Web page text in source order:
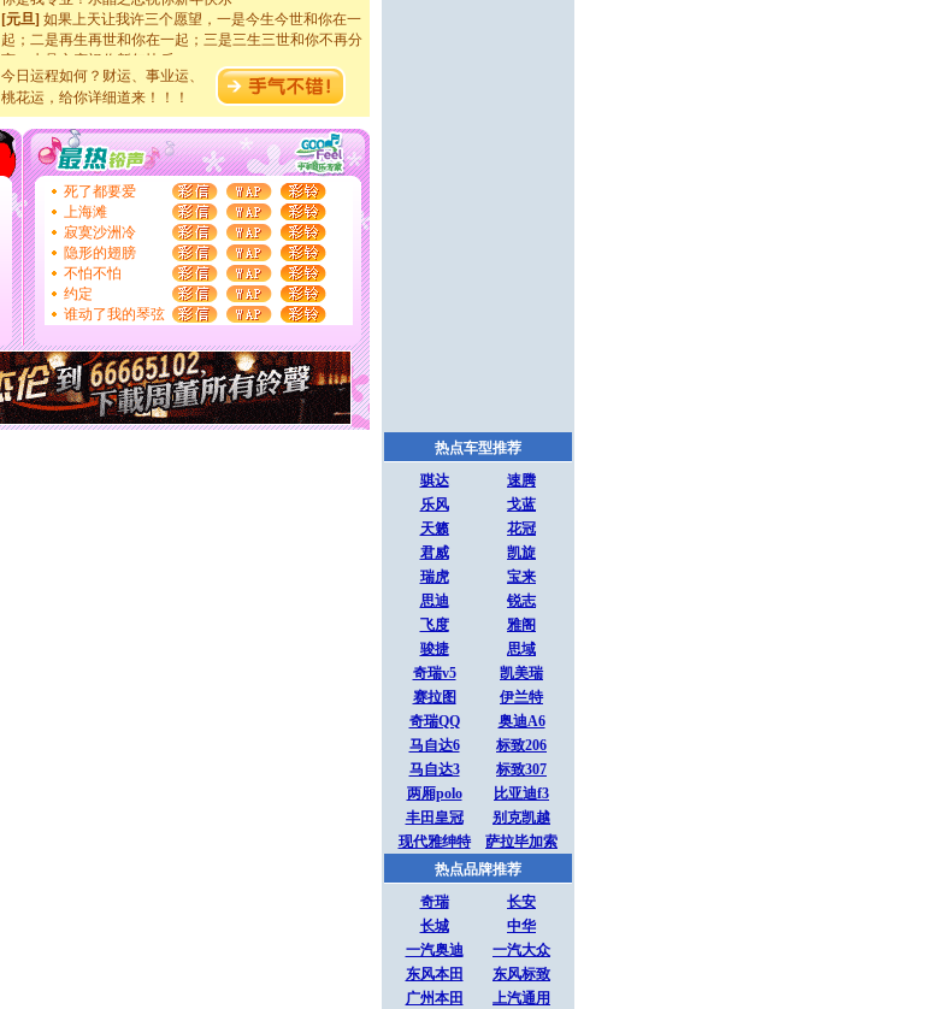
[元旦]如果上天让我许三个愿望，一是今生今世和你在一
起；二是再生再世和你在一起；三是三生三世和你不再分
离。水晶之恋祝你新年快乐
[元旦]当我狠下心扭头离去那一刻，你在我身后无助地哭
泣，这痛楚让我明白我多么爱你。我转身抱住你：这猪不
[春节]风柔雨润好月圆，半岛铁盒伴身边，每日尽显开心
颜！冬去春来似水如烟，劳碌人生需尽欢！听一曲轻歌，
道一声平安！新年吉祥万事如愿
[春节]
传说薰衣草有四片叶子：第一片叶子是信仰，第二
片叶子是希望，第三片叶子是爱情，第四片叶子是幸运。
送你一棵薰衣草，愿你新年快乐！
[圣诞节]圣诞节到了，想想没什么送给你的，又不打算给
你太多，只有给你五千万：千万快乐！千万要健康！千万
要平安！千万要知足！千万不要忘记我！
[圣诞节]不只这样的日子才会想起你,而是这样的日子才
能正大光明地骚扰你,告诉你,圣诞要快乐!新年要快乐!天
天都要快乐噢!
[圣诞节]奉上一颗祝福的心,在这个特别的日子里,愿幸福,
如意,快乐,鲜花,一切美好的祝愿与你同在.圣诞快乐!
[元旦]看到你我会触电；看不到你我要充电；没有你我会
今日运程如何？财运、事业运、
桃花运，给你详细道来！！！
死了都要爱
上海滩
寂寞沙洲冷
隐形的翅膀
不怕不怕
约定
谁动了我的琴弦
热点车型推荐
骐达
速腾
乐风
戈蓝
天籁
花冠
君威
凯旋
瑞虎
宝来
思迪
锐志
飞度
雅阁
骏捷
思域
奇瑞v5
凯美瑞
赛拉图
伊兰特
奇瑞QQ
奥迪A6
马自达6
标致206
马自达3
标致307
两厢polo
比亚迪f3
丰田皇冠
别克凯越
现代雅绅特
萨拉毕加索
热点品牌推荐
奇瑞
长安
长城
中华
一汽奥迪
一汽大众
东风本田
东风标致
广州本田
上汽通用